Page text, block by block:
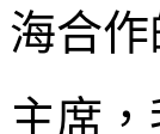
海合作
主席